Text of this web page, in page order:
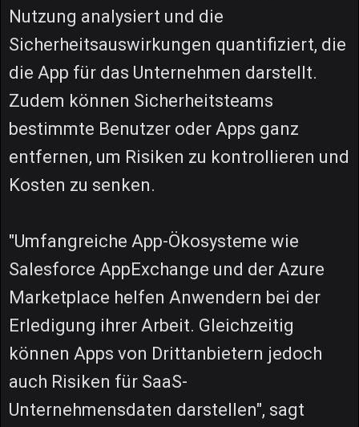
Nutzung analysiert und die
Sicherheitsauswirkungen quantifiziert, die
die App für das Unternehmen darstellt.
Zudem können Sicherheitsteams
bestimmte Benutzer oder Apps ganz
entfernen, um Risiken zu kontrollieren und
Kosten zu senken.
"Umfangreiche App-Ökosysteme wie
Salesforce AppExchange und der Azure
Marketplace helfen Anwendern bei der
Erledigung ihrer Arbeit. Gleichzeitig
können Apps von Drittanbietern jedoch
auch Risiken für SaaS-
Unternehmensdaten darstellen", sagt